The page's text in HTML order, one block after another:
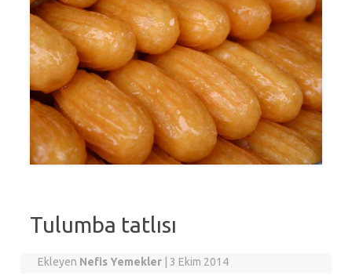
Tulumba tatlısı
Ekleyen Nefis Yemekler 3 Ekim 2014